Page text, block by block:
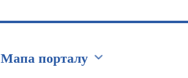
Мапа порталу